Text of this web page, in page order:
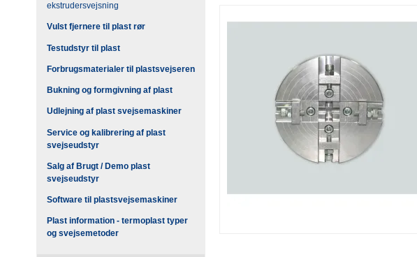
ekstrudersvejsning
Vulst fjernere til plast rør
Testudstyr til plast
Forbrugsmaterialer til plastsvejseren
Bukning og formgivning af plast
Udlejning af plast svejsemaskiner
Service og kalibrering af plast
svejseudstyr
Salg af Brugt / Demo plast
svejseudstyr
Software til plastsvejsemaskiner
Plast information - termoplast typer
og svejsemetoder